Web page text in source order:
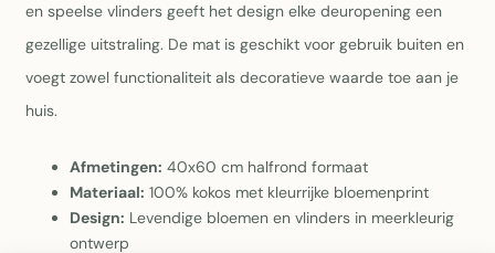
en speelse vlinders geeft het design elke deuropening een
gezellige uitstraling. De mat is geschikt voor gebruik buiten en
voegt zowel functionaliteit als decoratieve waarde toe aan je
huis.
Afmetingen: 40x60 cm halfrond formaat
Materiaal: 100% kokos met kleurrijke bloemenprint
Design: Levendige bloemen en vlinders in meerkleurig
ontwerp